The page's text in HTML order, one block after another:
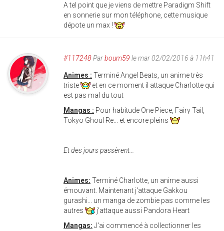
A tel point que je viens de mettre Paradigm Shift
en sonnerie sur mon téléphone, cette musique
dépote un max !
#117248Parboum59 le mar 02/02/2016 à 11h41
Animes : Terminé Angel Beats, un anime très
triste
et en ce moment il attaque Charlotte qui
est pas mal du tout
Mangas : Pour habitude One Piece, Fairy Tail,
Tokyo Ghoul Re... et encore pleins
Et des jours passèrent...
Animes: Terminé Charlotte, un anime aussi
émouvant. Maintenant j'attaque Gakkou
gurashi... un manga de zombie pas comme les
autres
j'attaque aussi Pandora Heart
Mangas: J'ai commencé à collectionner les